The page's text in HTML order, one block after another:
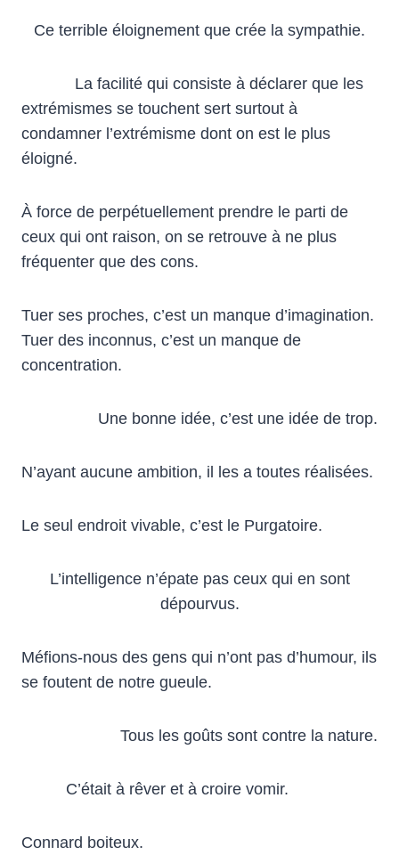
Ce terrible éloignement que crée la sympathie.
La facilité qui consiste à déclarer que les
extrémismes se touchent sert surtout à
condamner l’extrémisme dont on est le plus
éloigné.
À force de perpétuellement prendre le parti de
ceux qui ont raison, on se retrouve à ne plus
fréquenter que des cons.
Tuer ses proches, c’est un manque d’imagination.
Tuer des inconnus, c’est un manque de
concentration.
Une bonne idée, c’est une idée de trop.
N’ayant aucune ambition, il les a toutes réalisées.
Le seul endroit vivable, c’est le Purgatoire.
L’intelligence n’épate pas ceux qui en sont
dépourvus.
Méfions-nous des gens qui n’ont pas d’humour, ils
se foutent de notre gueule.
Tous les goûts sont contre la nature.
C’était à rêver et à croire vomir.
Connard boiteux.